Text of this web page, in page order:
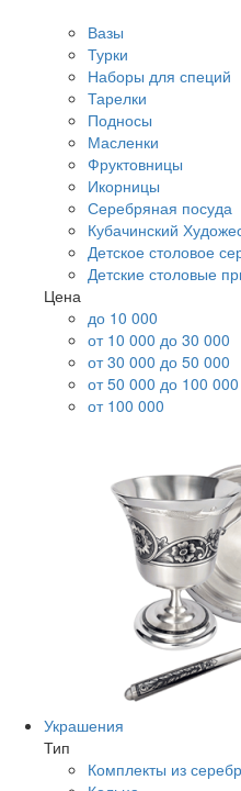
Вазы
Турки
Наборы для специй
Тарелки
Подносы
Масленки
Фруктовницы
Икорницы
Серебряная посуда
Кубачинский
Детское столовое
Детские столовые
Цена
до 10 000
от 10 000 до 30 000
от 30 000 до 50 000
от 50 000 до 100 000
от 100 000
Украшения
Тип
Комплекты из